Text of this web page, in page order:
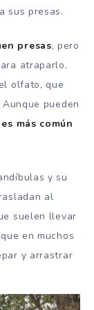
sus presas.
presas, pero
atraparlo.
olfato, que
pueden
es más común
y su
al
suelen llevar
en muchos
y arrastrar